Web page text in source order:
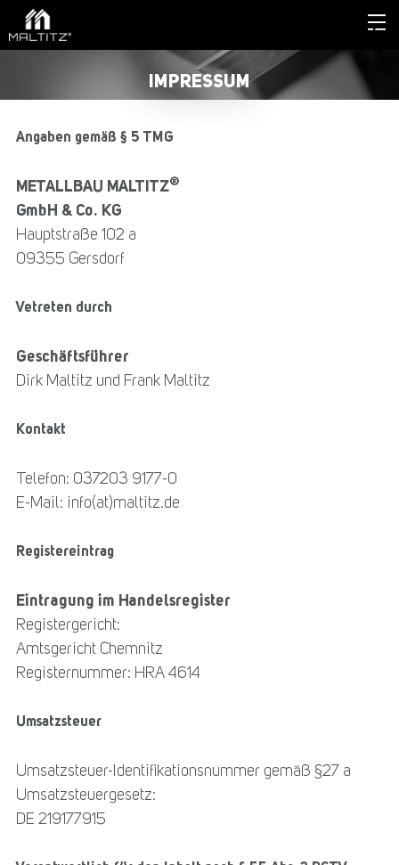
IMPRESSUM
Angaben gemäß § 5 TMG
METALLBAU MALTITZ®
GmbH & Co. KG
Hauptstraße 102 a
09355 Gersdorf
Vetreten durch
Geschäftsführer
Dirk Maltitz und Frank Maltitz
Kontakt
Telefon: 037203 9177-0
E-Mail: info(at)maltitz.de
Registereintrag
Eintragung im Handelsregister
Registergericht:
Amtsgericht Chemnitz
Registernummer: HRA 4614
Umsatzsteuer
Umsatzsteuer-Identifikationsnummer gemäß §27 a
Umsatzsteuergesetz:
DE 219177915